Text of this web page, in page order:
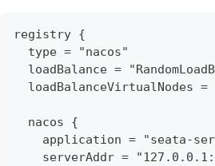
registry {
  type = "nacos"
loadBalance =
loadBalanceVirtualNodes =
  nacos {
application = "seata-
serverAddr =